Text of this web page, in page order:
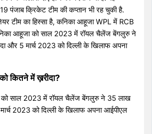
क्रिकेट टीम की कप्तान भी रह चुकी है.
टीम का हिस्सा है, कनिका आहूजा WPL में RCB
आहूजा को साल 2023 में रॉयल चैलेंज बेंगलुरु ने
और 5 मार्च 2023 को दिल्ली के खिलाफ अपना
कितने में ख़रीदा?
साल 2023 में रॉयल चैलेंज बेंगलुरु ने 35 लाख
2023 को दिल्ली के खिलाफ अपना आईपीएल